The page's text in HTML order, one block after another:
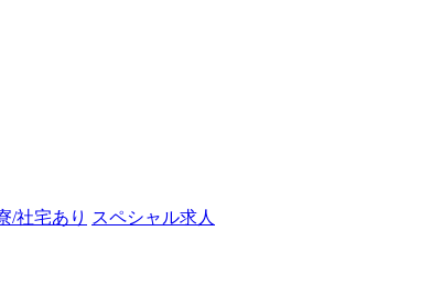
/社宅あり スペシャル求人